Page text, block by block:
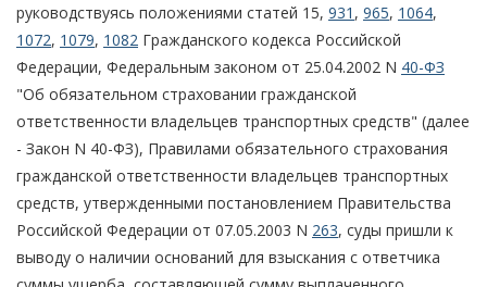
руководствуясь положениями статей 15, 931 , 965, 1064,
1072, 1079, 1082 Гражданского кодекса Российской
Федерации, Федеральным законом от 25.04.2002 N 40-ФЗ
"Об обязательном страховании гражданской
ответственности владельцев транспортных средств" (далее
- Закон N 40-ФЗ), Правилами обязательного страхования
гражданской ответственности владельцев транспортных
средств, утвержденными постановлением Правительства
Российской Федерации от 07.05.2003 N 263, суды пришли к
выводу о наличии оснований для взыскания с ответчика